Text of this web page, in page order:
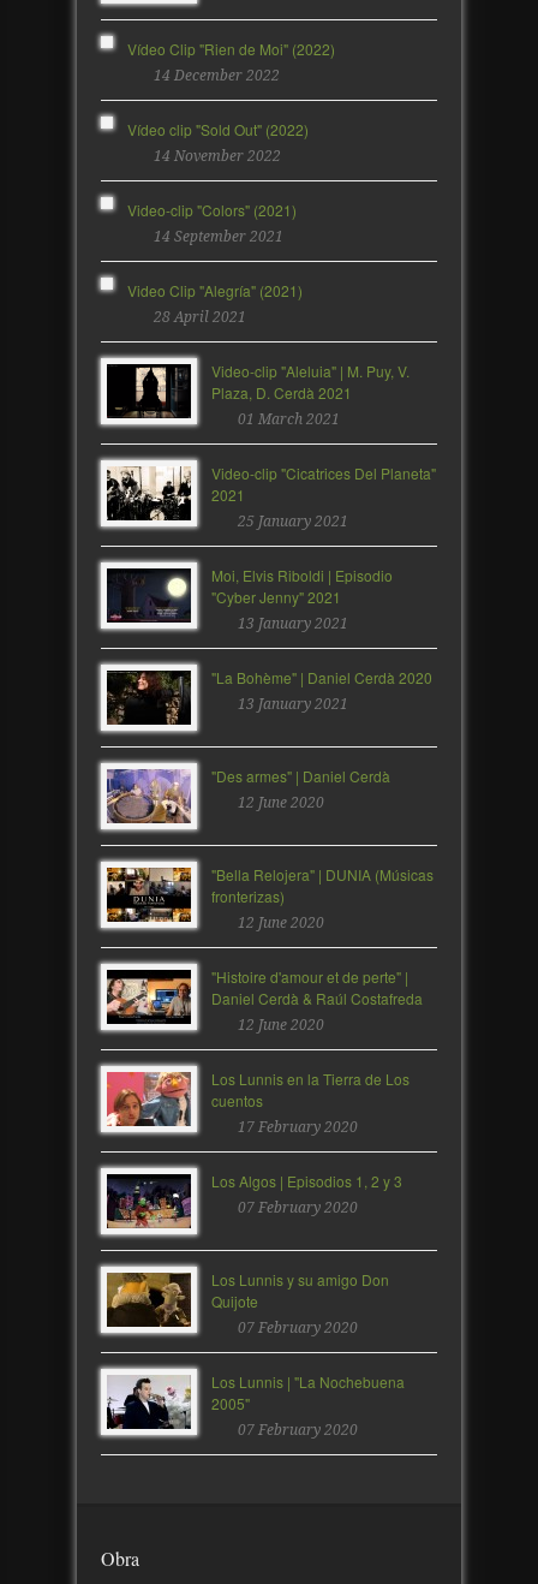
Vídeo Clip "Rien de Moi" (2022)
14 December 2022
Vídeo clip "Sold Out" (2022)
14 November 2022
Video-clip "Colors" (2021)
14 September 2021
Video Clip "Alegría" (2021)
28 April 2021
Video-clip "Aleluia" | M. Puy, V.
Plaza, D. Cerdà 2021
01 March 2021
Video-clip "Cicatrices Del Planeta"
2021
25 January 2021
Moi, Elvis Riboldi | Episodio
"Cyber Jenny" 2021
13 January 2021
"La Bohème" | Daniel Cerdà 2020
13 January 2021
"Des armes" | Daniel Cerdà
12 June 2020
"Bella Relojera" | DUNIA (Músicas
fronterizas)
12 June 2020
"Histoire d'amour et de perte" |
Daniel Cerdà & Raúl Costafreda
12 June 2020
Los Lunnis en la Tierra de Los
cuentos
17 February 2020
Los Algos | Episodios 1, 2 y 3
07 February 2020
Los Lunnis y su amigo Don
Quijote
07 February 2020
Los Lunnis | "La Nochebuena
2005"
07 February 2020
Obra